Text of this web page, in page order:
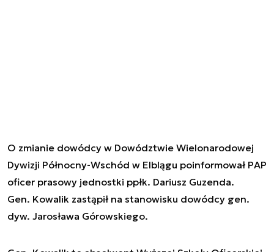
O zmianie dowódcy w Dowództwie Wielonarodowej
Dywizji Północny-Wschód w Elblągu poinformował PAP
oficer prasowy jednostki ppłk. Dariusz Guzenda.
Gen. Kowalik zastąpił na stanowisku dowódcy gen.
dyw. Jarosława Górowskiego.